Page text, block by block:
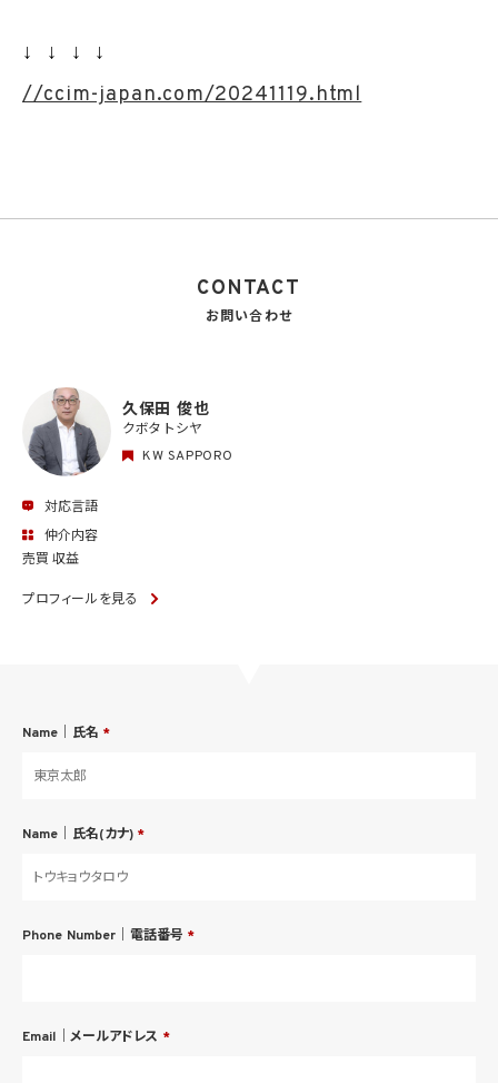
↓ ↓ ↓ ↓
//ccim-japan.com/20241119.html
CONTACT
お問い合わせ
久保田 俊也
クボタ トシヤ
KW SAPPORO
対応言語
仲介内容
売買 収益
プロフィールを見る
Name｜氏名 *
Name｜氏名(カナ) *
Phone Number｜電話番号 *
Email｜メールアドレス *